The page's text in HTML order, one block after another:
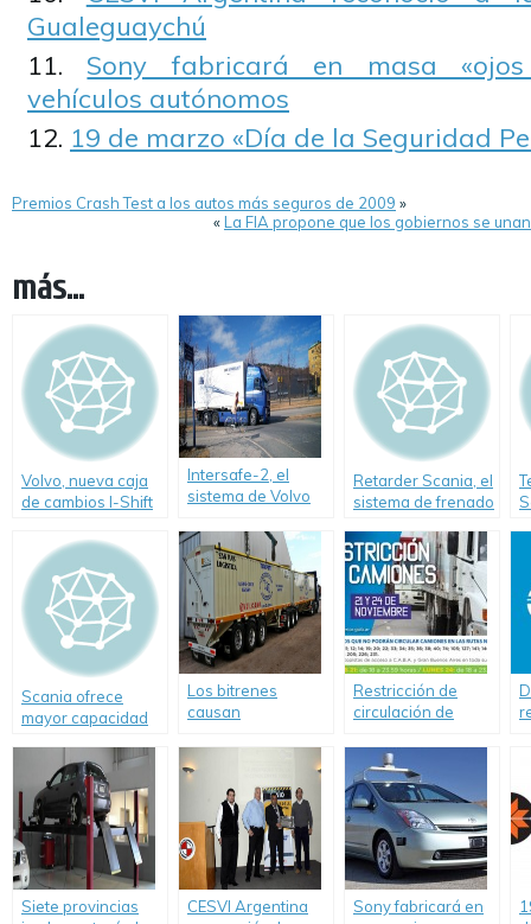
Gualeguaychú
Sony fabricará en masa «ojos
vehículos autónomos
19 de marzo «Día de la Seguridad
Premios Crash Test a los autos más seguros de 2009 »
«La FIA propone que los gobiernos se
más...
Volvo, nueva caja
de cambios I-Shift
Intersafe-2, el
sistema de Volvo
ángulos muertos
en sus vehículos
Retarder Scania, el
sistema de frenado
Scania ofrece
mayor capacidad
nueva suspensión
neumática integral.
Los bitrenes
causan
Restricción de
circulación de
nacionales.
Informe ANSV
Siete provincias
CESVI Argentina
Sony fabricará en